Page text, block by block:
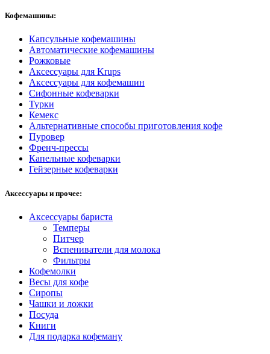
Кофемашины:
Капсульные кофемашины
Автоматические кофемашины
Рожковые
Аксессуары для Krups
Аксессуары для кофемашин
Сифонные кофеварки
Турки
Кемекс
Альтернативные способы приготовления кофе
Пуровер
Френч-прессы
Капельные кофеварки
Гейзерные кофеварки
Аксессуары и прочее:
Аксессуары бариста
Темперы
Питчер
Вспениватели для молока
Фильтры
Кофемолки
Весы для кофе
Сиропы
Чашки и ложки
Посуда
Книги
Для подарка кофеману